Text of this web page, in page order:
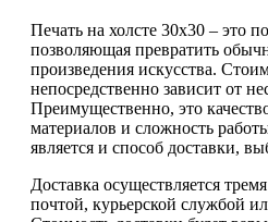
Печать на холсте 30х30 – это
позволяющая превратить
произведения искусства.
непосредственно зависит от
Преимущественно, это
материалов и сложность
является и способ доставки,
Доставка осуществляется
почтой, курьерской службой